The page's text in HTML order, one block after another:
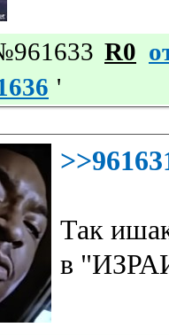
R0
'
Так
в